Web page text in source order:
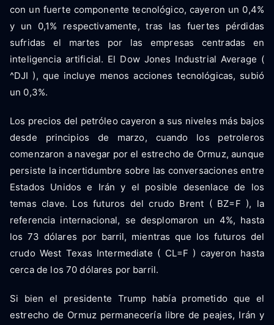
con un fuerte componente tecnológico, cayeron un 0,4%
y un 0,1% respectivamente, tras las fuertes pérdidas
sufridas el martes por las empresas centradas en
inteligencia artificial. El Dow Jones Industrial Average (
^DJI ), que incluye menos acciones tecnológicas, subió
un 0,3%.
Los precios del petróleo cayeron a sus niveles más bajos
desde principios de marzo, cuando los petroleros
comenzaron a navegar por el estrecho de Ormuz, aunque
persiste la incertidumbre sobre las conversaciones entre
Estados Unidos e Irán y el posible desenlace de los
temas clave. Los futuros del crudo Brent ( BZ=F ), la
referencia internacional, se desplomaron un 4%, hasta
los 73 dólares por barril, mientras que los futuros del
crudo West Texas Intermediate ( CL=F ) cayeron hasta
cerca de los 70 dólares por barril.
Si bien el presidente Trump había prometido que el
estrecho de Ormuz permanecería libre de peajes, Irán y